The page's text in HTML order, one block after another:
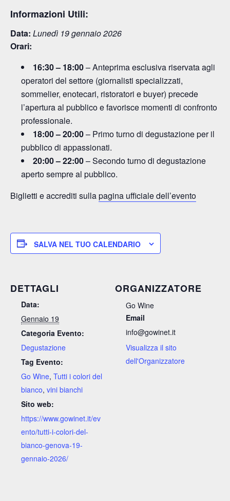
Informazioni Utili:
Data: Lunedì 19 gennaio 2026
Orari:
16:30 – 18:00– Anteprima esclusiva riservata agli
operatori del settore (giornalisti specializzati,
sommelier, enotecari, ristoratori e buyer) precede
l’apertura al pubblico e favorisce momenti di confronto
professionale.
18:00 – 20:00– Primo turno di degustazione per il
pubblico di appassionati.
20:00 – 22:00– Secondo turno di degustazione
aperto sempre al pubblico.
Biglietti e accrediti sullapagina ufficiale dell’evento
SALVA NEL TUO CALENDARIO
DETTAGLI
Data:
Gennaio 19
Categoria Evento:
Degustazione
Tag Evento:
Go Wine, Tutti i colori del
bianco, vini bianchi
Sito web:
https://www.gowinet.it/ev
ento/tutti-i-colori-del-
bianco-genova-19-
gennaio-2026/
ORGANIZZATORE
Go Wine
Email
info@gowinet.it
Visualizza il sito
dell'Organizzatore